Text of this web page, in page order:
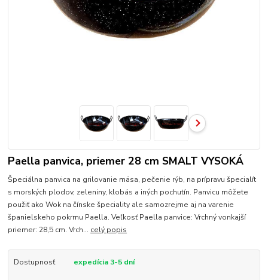
Paella panvica, priemer 28 cm SMALT VYSOKÁ
Špeciálna panvica na grilovanie mäsa, pečenie rýb, na prípravu špecialít
s morských plodov, zeleniny, klobás a iných pochutín. Panvicu môžete
použiť ako Wok na čínske špeciality ale samozrejme aj na varenie
španielskeho pokrmu Paella. Veľkosť Paella panvice: Vrchný vonkajší
priemer: 28,5 cm. Vrch... celý popis
Dostupnosť expedícia 3-5 dní